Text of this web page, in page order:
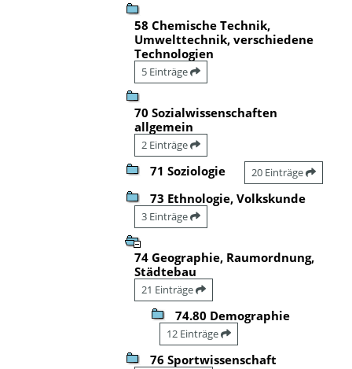
58 Chemische Technik,
Umwelttechnik, verschiedene
Technologien
5 Einträge
70 Sozialwissenschaften
allgemein
2 Einträge
71 Soziologie 20 Einträge
73 Ethnologie, Volkskunde
3 Einträge
74 Geographie, Raumordnung,
Städtebau
21 Einträge
74.80 Demographie
12 Einträge
76 Sportwissenschaft